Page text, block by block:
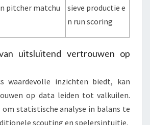
pitcher matchu
sieve productie e
n run scoring
uitsluitend vertrouwen op
waardevolle inzichten biedt, kan
op data leiden tot valkuilen.
om statistische analyse in balans te
scouting en spelersintuitie.